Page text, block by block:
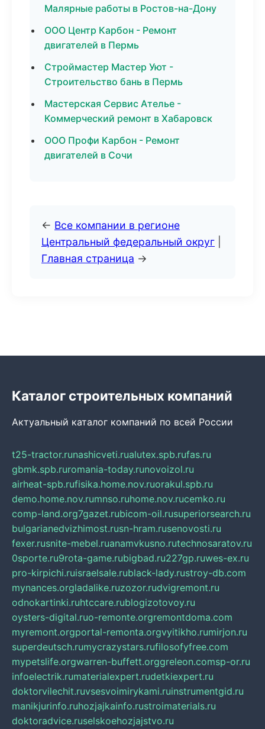
Малярные работы в Ростов-на-Дону
ООО Центр Карбон - Ремонт
двигателей в Пермь
Строймастер Мастер Уют -
Строительство бань в Пермь
Мастерская Сервис Ателье -
Коммерческий ремонт в Хабаровск
ООО Профи Карбон - Ремонт
двигателей в Сочи
← Все компании в регионе
Центральный федеральный округ
Главная страница →
Каталог строительных компаний
Актуальный каталог компаний по всей России
t25-tractor.runashicveti.rualutex.spb.rufas.ru
gbmk.spb.ruromania-today.runovoizol.ru
airheat-spb.rufisika.home.nov.ruorakul.spb.ru
demo.home.nov.rumnso.ruhome.nov.rucemko.ru
comp-land.org7gazet.rubicom-oil.rusuperiorsearch.ru
bulgarianedvizhimost.rusn-hram.rusenovosti.ru
fexer.rusnite-mebel.ruanamvkusno.rutechnosaratov.ru
0sporte.ru9rota-game.rubigbad.ru227gp.ruwes-ex.ru
pro-kirpichi.ruisraelsale.rublack-lady.rustroy-db.com
mynances.orgladalike.ruzozor.rudvigremont.ru
odnokartinki.ruhtccare.rublogizotovoy.ru
oysters-digital.ruo-remonte.orgremontdoma.com
myremont.orgportal-remonta.orgvyitikho.rumirjon.ru
superdeutsch.rumycrazystars.rufilosofyfree.com
mypetslife.orgwarren-buffett.orggreleon.comsp-or.ru
infoelectrik.rumaterialexpert.rudetkiexpert.ru
doktorvilechit.ruvsesvoimirykami.ruinstrumentgid.ru
manikjurinfo.ruhozjajkainfo.rustroimaterials.ru
doktoradvice.ruselskoehozjajstvo.ru